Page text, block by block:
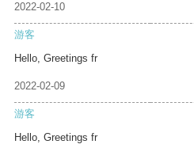
2022-02-10
游客
Hello, Greetings fr
2022-02-09
游客
Hello, Greetings fr